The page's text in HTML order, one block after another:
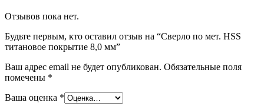
Отзывов пока нет.
Будьте первым, кто оставил отзыв на “Сверло по мет. HSS
титановое покрытие 8,0 мм”
Ваш адрес email не будет опубликован. Обязательные поля
помечены *
Ваша оценка *